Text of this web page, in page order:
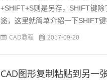
+SHIFT+S则是另存，SHIFT键
途，这里就简单介绍一下SHIFT
的图形中去掉一部分图...
CAD教程 2017-09-20
CAD图形复制粘贴到另一